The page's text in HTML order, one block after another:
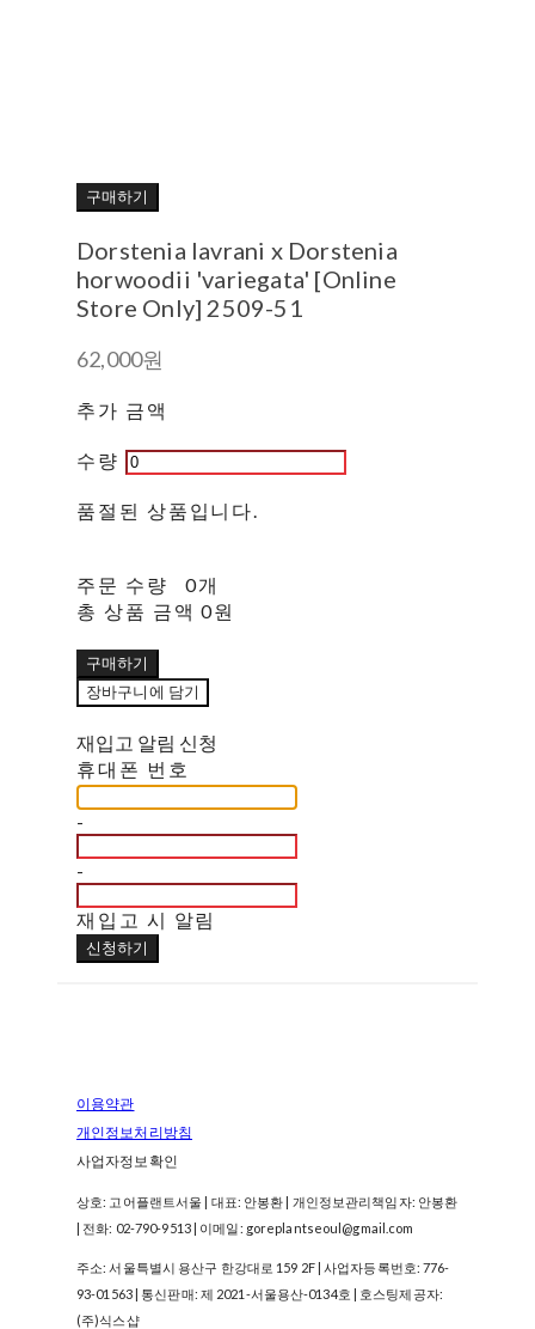
구매하기
Dorstenia lavrani x Dorstenia
horwoodii 'variegata' [Online
Store Only] 2509-51
62,000원
추가 금액
수량
품절된 상품입니다.
주문 수량
0개
총 상품 금액 0원
구매하기
장바구니에 담기
재입고 알림 신청
휴대폰 번호
-
-
재입고 시 알림
신청하기
이용약관
개인정보처리방침
사업자정보확인
상호: 고어플랜트서울 | 대표: 안봉환 | 개인정보관리책임자: 안봉환
| 전화: 02-790-9513 | 이메일: goreplantseoul@gmail.com
주소: 서울특별시 용산구 한강대로 159 2F | 사업자등록번호:776-
93-01563| 통신판매: 제 2021-서울용산-0134호 | 호스팅제공자:
(주)식스샵